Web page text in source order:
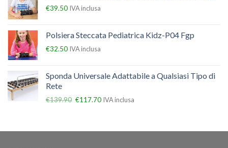
€39.50 IVA inclusa
Polsiera Steccata Pediatrica Kidz-P04 Fgp
€32.50 IVA inclusa
Sponda Universale Adattabile a Qualsiasi Tipo di
Rete
€139.90 €117.70 IVA inclusa